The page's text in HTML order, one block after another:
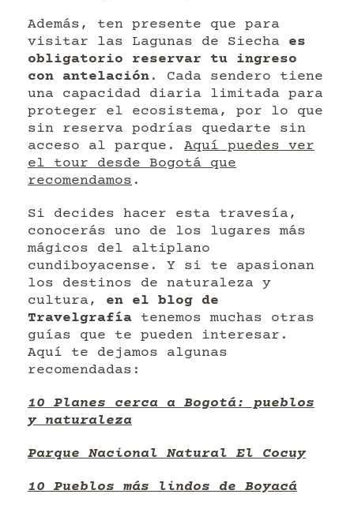
Además, ten presente que para
visitar las Lagunas de Siecha es
obligatorio reservar tu ingreso
con antelación . Cada sendero tiene
una capacidad diaria limitada para
proteger el ecosistema, por lo que
sin reserva podrías quedarte sin
acceso al parque. Aquí puedes ver
el tour desde Bogotá que
recomendamos .
Si decides hacer esta travesía,
conocerás uno de los lugares más
mágicos del altiplano
cundiboyacense. Y si te apasionan
los destinos de naturaleza y
cultura, en el blog de
Travelgrafía tenemos muchas otras
guías que te pueden interesar.
Aquí te dejamos algunas
recomendadas:
10 Planes cerca a Bogotá: pueblos
y naturaleza
Parque Nacional Natural El Cocuy
10 Pueblos más lindos de Boyacá